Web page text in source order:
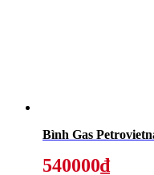
Bình Gas
540000₫